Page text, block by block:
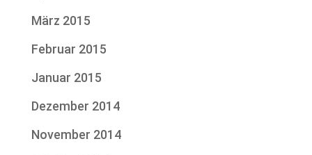
März 2015
Februar 2015
Januar 2015
Dezember 2014
November 2014